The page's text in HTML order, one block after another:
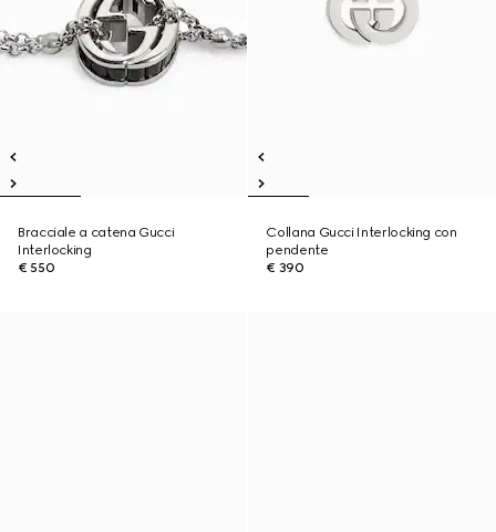
Bracciale a catena Gucci
Interlocking
€ 550
Collana Gucci Interlocking con
pendente
€ 390